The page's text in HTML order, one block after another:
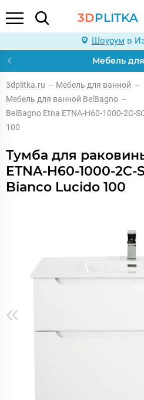
3DPLITKA
Шоурум в
Мебель
3dplitka.ru – Мебель для ванной –
Мебель для ванной BelBagno –
BelBagno Etna ETNA-H60-1000-2C-
100
Тумба для
ETNA-H60-1000-
Bianco Lucido 100
«